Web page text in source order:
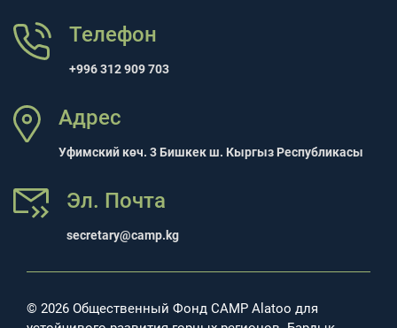
Телефон
+996 312 909 703
Адрес
Уфимский көч. 3 Бишкек ш. Кыргыз Республикасы
Эл. Почта
secretary@camp.kg
© 2026 Общественный Фонд CAMP Alatoo для